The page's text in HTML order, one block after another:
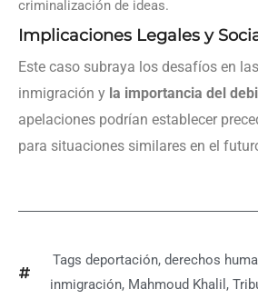
criminalización de ideas.
Implicaciones Legales y
Este caso subraya los desafíos en
inmigración y la importancia del
apelaciones podrían establecer
para situaciones similares en el
Tags deportación, derechos
inmigración, Mahmoud Khalil ,